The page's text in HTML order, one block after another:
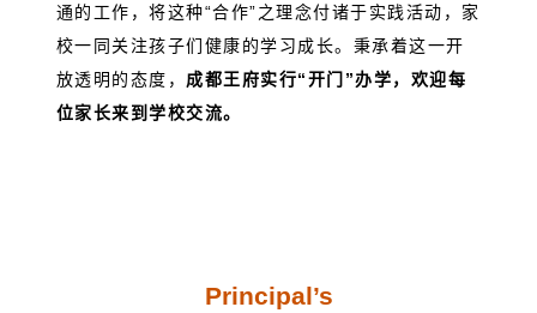
通的工作，将这种“合作”之理念付诸于实践活动，家
校一同关注孩子们健康的学习成长。秉承着这一开
放透明的态度， 成都王府实行“开门”办学，欢迎每
位家长来到学校交流。
Principal’s